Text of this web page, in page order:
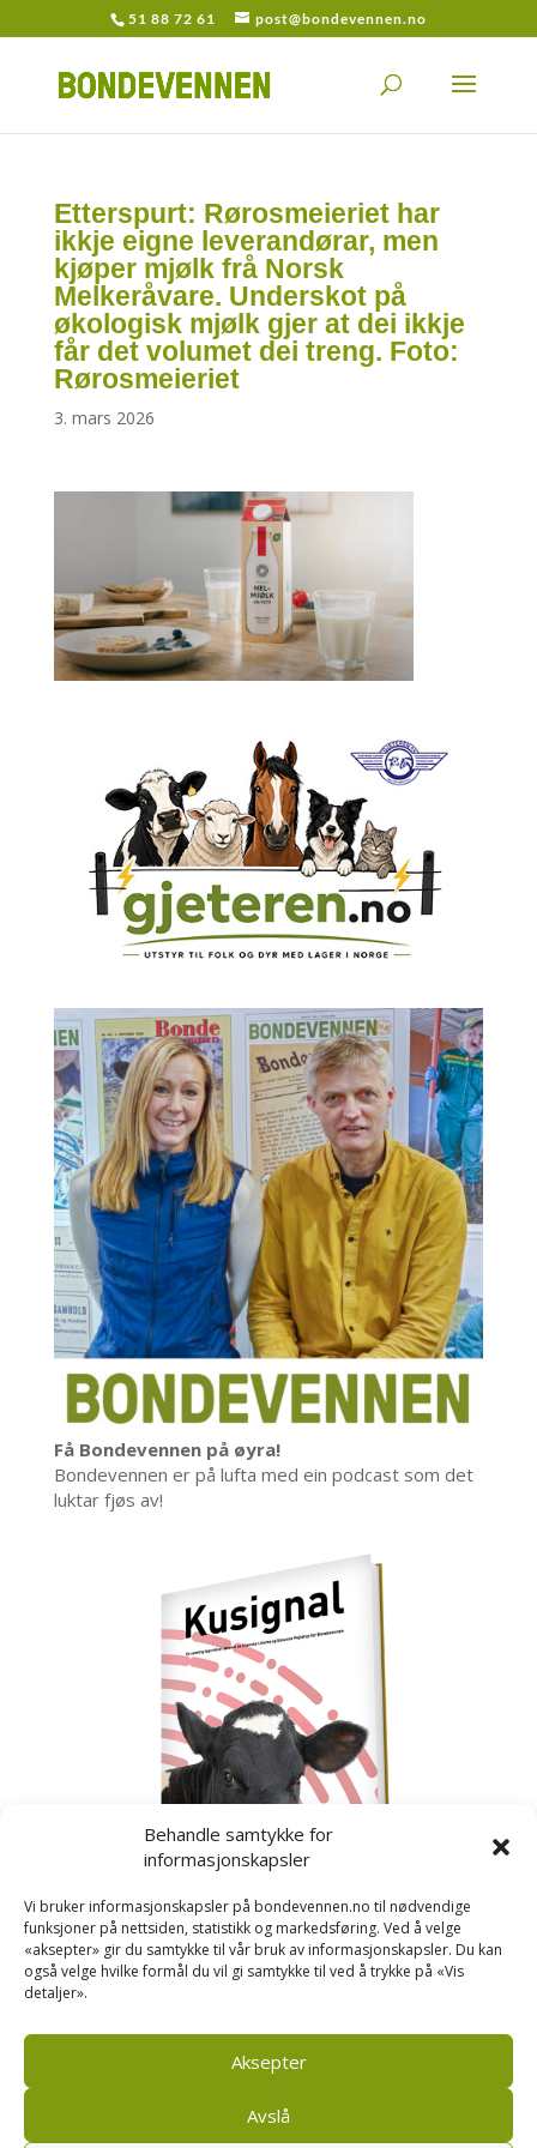
Behandle samtykke for
informasjonskapsler
Vi bruker informasjonskapsler på bondevennen.no til nødvendige
funksjoner på nettsiden, statistikk og markedsføring. Ved å velge
«aksepter» gir du samtykke til vår bruk av informasjonskapsler. Du kan
også velge hvilke formål du vil gi samtykke til ved å trykke på «Vis
detaljer».
Aksepter
Avslå
51 88 72 61 post@bondevennen.no
Etterspurt: Rørosmeieriet har
ikkje eigne leverandørar, men
kjøper mjølk frå Norsk
Melkeråvare. Underskot på
økologisk mjølk gjer at dei ikkje
får det volumet dei treng. Foto:
Rørosmeieriet
3. mars 2026
Få Bondevennen på øyra!
Bondevennen er på lufta med ein podcast som det
luktar fjøs av!
Kusignal